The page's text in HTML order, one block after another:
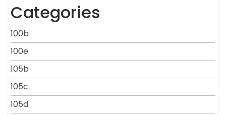
Categories
100b
100e
105b
105c
105d